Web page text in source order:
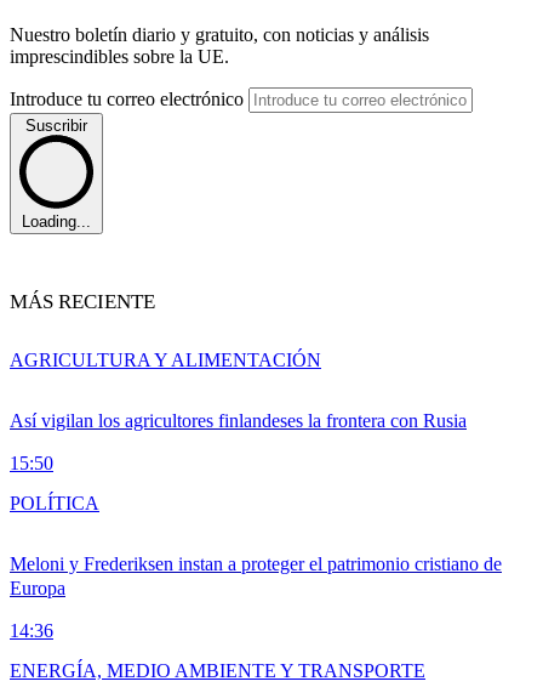
Nuestro boletín diario y gratuito, con noticias y análisis
imprescindibles sobre la UE.
Introduce tu correo electrónico
Suscribir
Loading...
MÁS RECIENTE
Así vigilan los agricultores finlandeses la frontera con Rusia
15:50
AGRICULTURA Y ALIMENTACIÓN
Meloni y Frederiksen instan a proteger el patrimonio cristiano de
Europa
14:36
POLÍTICA
ENERGÍA, MEDIO AMBIENTE Y TRANSPORTE